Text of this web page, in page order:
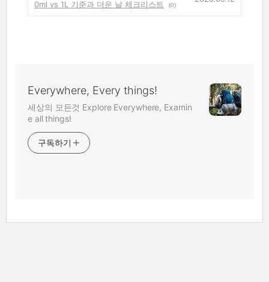
0ml vs 1L 기준과 더운 날 체크리스트
(0)
Everywhere, Every things!
세상의 모든것 Explore Everywhere, Examin
e all things!
구독하기